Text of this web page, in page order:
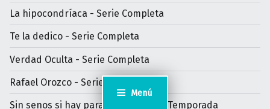
Menú
La hipocondríaca - Serie Completa
Te la dedico - Serie Completa
Verdad Oculta - Serie Completa
Rafael Orozco - Serie Completa
Sin senos si hay paraíso - Segunda Temporada